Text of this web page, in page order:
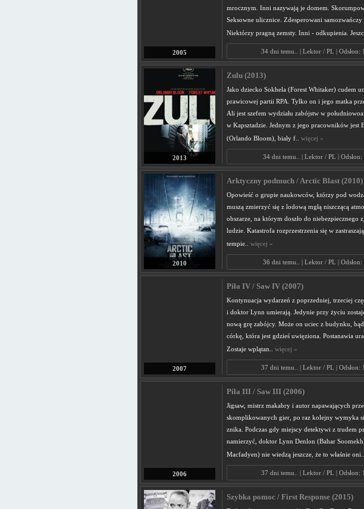
2005
mrocznym. Inni nazywają je domem.
Seksowne ulicznice. Zdesperowani samozwańczy
Niektórzy pragną zemsty. Inni - odkupienia.
34 dni temu.. | Lektor / PL | Odsłon:
2013
Zulu (2013)
Jako dziecko Sokhela (Forest Whitaker) cudem
prawicowej partii RPA. Tylko on i jego matka
Ali jest szefem wydziału zabójstw w
w Kapsztadzie. Jednym z jego pracowników jest
(Orlando Bloom), biały f.. więcej »
34 dni temu.. | Lektor / PL | Odsłon:
2010
Arktyczny podmuch / Arctic Blast (2010)
Opowieść o grupie naukowców, którzy pod
muszą zmierzyć się z lodową mgłą niszczącą
obszarze, na którym doszło do niebezpiecznego
ludzie. Katastrofa rozprzestrzenia się w
tempie.. więcej »
36 dni temu.. | Lektor / PL | Odsłon:
2007
Piła IV / Saw IV (2007)
Kontynuacja wydarzeń z poprzedniej, trzeciej
i doktor Lynn umierają. Jedynie przy życiu
nową grę zabójcy. Może on uciec z budynku,
córkę, która jest gdzieś uwięziona. Postanawia
Zostaje wplątan.. więcej »
37 dni temu.. | Lektor / PL | Odsłon:
2006
Piła III / Saw III (2006)
Jigsaw, mistrz makabry i autor napawających
skomplikowanych gier, po raz kolejny wymyka
znika. Podczas gdy miejscy detektywi z trudem
namierzyć, doktor Lynn Denlon (Bahar
Macfadyen) nie wiedzą jeszcze, że to właśnie oni..
37 dni temu.. | Lektor / PL | Odsłon:
Szybka pomoc / First Response (2015)